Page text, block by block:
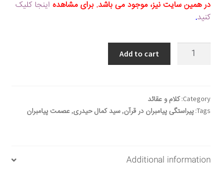
در همین سایت نیز، موجود می باشد. برای مشاهده اینجا کلیک
کنید.
پیراستگی
quantity
Add to cart
Category: کلام و عقائد
Tags: پیراستگی پیامبران در قرآن, سید کمال حیدری, عصمت پیامبران
Additional information